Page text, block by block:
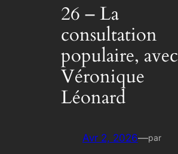
26 – La
consultation
populaire, avec
Véronique
Léonard
Avr 2, 2026—par